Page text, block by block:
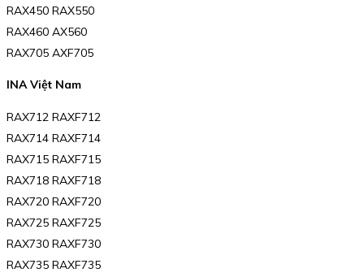
RAX450 RAX550
RAX460 AX560
RAX705 AXF705
INA Việt Nam
RAX712 RAXF712
RAX714 RAXF714
RAX715 RAXF715
RAX718 RAXF718
RAX720 RAXF720
RAX725 RAXF725
RAX730 RAXF730
RAX735 RAXF735